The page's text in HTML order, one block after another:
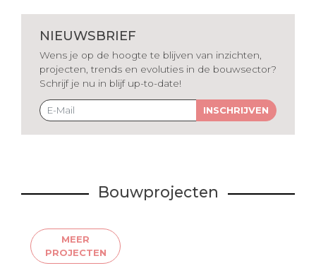
NIEUWSBRIEF
Wens je op de hoogte te blijven van inzichten,
projecten, trends en evoluties in de bouwsector?
Schrijf je nu in blijf up-to-date!
INSCHRIJVEN
Bouwprojecten
MEER
PROJECTEN